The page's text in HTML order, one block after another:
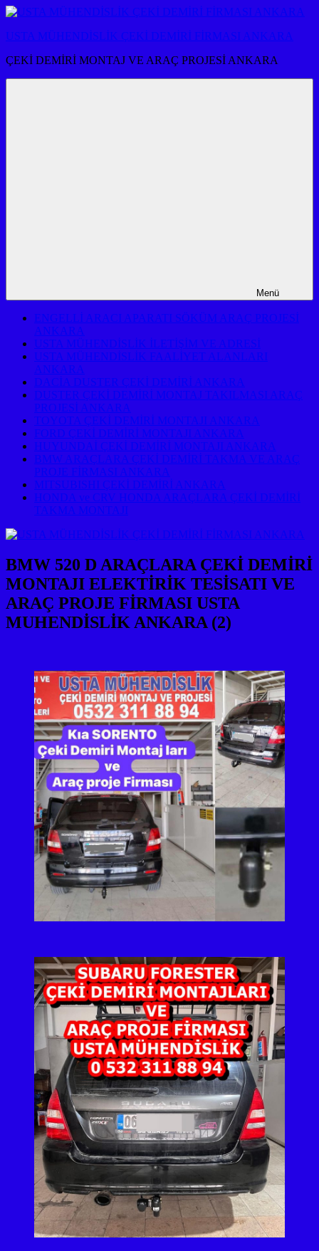
İçeriğe
USTA MÜHENDİSLİK ÇEKİ DEMİRİ FİRMASI ANKARA
ÇEKİ DEMİRİ MONTAJ VE ARAÇ PROJESİ ANKARA
Menü
ENGELLİ ARACI APARATI SÖKÜM ARAÇ PROJESİ
ANKARA
USTA MÜHENDİSLİK İLETİŞİM VE ADRESİ
USTA MÜHENDİSLİK FAALİYET ALANLARI
ANKARA
DACİA DUSTER ÇEKİ DEMİRİ ANKARA
DUSTER ÇEKİ DEMİRİ MONTAJ TAKILMASI ARAÇ
PROJESİ ANKARA
TOYOTA ÇEKİ DEMİRİ MONTAJI ANKARA
FORD ÇEKİ DEMİRİ MONTAJI ANKARA
HUYUNDAİ ÇEKİ DEMİRİ MONTAJI ANKARA
BMW ARAÇLARA ÇEKİ DEMİRİ TAKMA VE ARAÇ
PROJE FİRMASI ANKARA
MITSUBISHI ÇEKİ DEMİRİ ANKARA
HONDA ve CRV HONDA ARAÇLARA ÇEKİ DEMİRİ
TAKMA MONTAJI
BMW 520 D ARAÇLARA ÇEKİ DEMİRİ
MONTAJI ELEKTİRİK TESİSATI VE
ARAÇ PROJE FİRMASI USTA
MUHENDİSLİK ANKARA (2)